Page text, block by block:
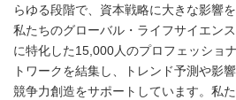
らゆる段階で、資本戦略に大きな影響を
私たちのグローバル・ライフサイエン
に特化した15,000人のプロフェッショ
トワークを結集し、トレンド予測や影
競争力創造をサポートしています。私